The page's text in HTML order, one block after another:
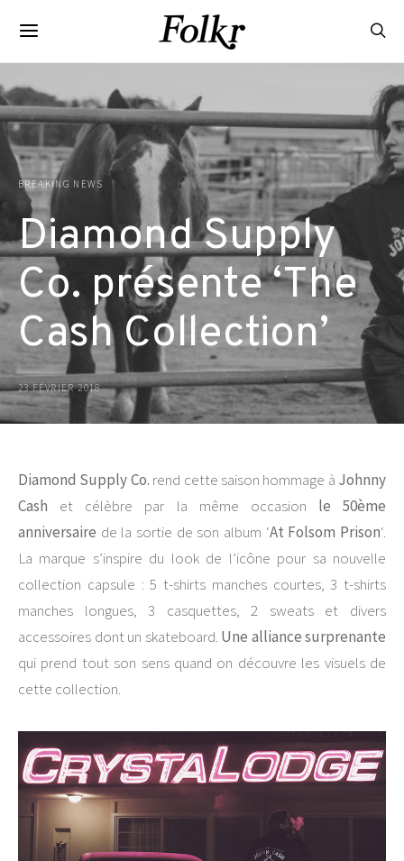
BREAKING NEWS
Diamond Supply
Co. présente ‘The
Cash Collection’
23 FÉVRIER 2018
Diamond Supply Co. rend cette saison hommage à Johnny
Cash et célèbre par la même occasion le 50ème
anniversaire de la sortie de son album ‘At Folsom Prison‘.
La marque s’inspire du look de l’icône pour sa nouvelle
collection capsule : 5 t-shirts manches courtes, 3 t-shirts
manches longues, 3 casquettes, 2 sweats et divers
accessoires dont un skateboard. Une alliance surprenante
qui prend tout son sens quand on découvre les visuels de
cette collection.